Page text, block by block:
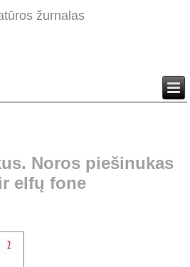
žurnalas
Noros piešinukas
elfų fone